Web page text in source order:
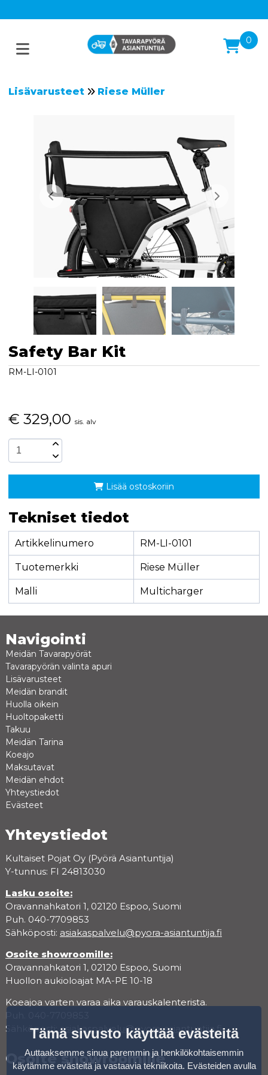
0
Lisävarusteet Riese Müller
Safety Bar Kit
RM-LI-0101
€ 329,00 sis. alv
Lisää ostoskoriin
Tekniset tiedot
Artikkelinumero RM-LI-0101
Tuotemerkki Riese Müller
Malli Multicharger
Navigointi
Meidän Tavarapyörät
Tavarapyörän valinta apuri
Lisävarusteet
Meidän brandit
Huolla oikein
Huoltopaketti
Takuu
Meidän Tarina
Koeajo
Maksutavat
Meidän ehdot
Yhteystiedot
Evästeet
Yhteystiedot
Kultaiset Pojat Oy (Pyörä Asiantuntija)
Y-tunnus: FI 24813030
Lasku osoite:
Oravannahkatori 1, 02120 Espoo, Suomi
Puh. 040-7709853
Sähköposti: asiakaspalvelu@pyora-asiantuntija.fi
Osoite showroomille:
Oravannahkatori 1, 02120 Espoo, Suomi
Huollon aukioloajat MA-PE 10-18
Koeajoa varten varaa aika varauskalenterista.
Sähköposti: asiakaspalvelu@pyora-asiantuntija.fi
Osoite showroomille
Tämä sivusto käyttää evästeitä
Auttaaksemme sinua paremmin ja henkilökohtaisemmin
käytämme evästeitä ja vastaavia tekniikoita. Evästeiden avulla